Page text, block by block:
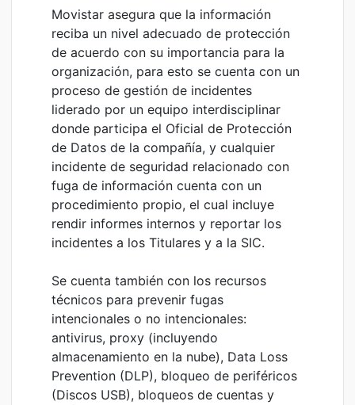
Movistar asegura que la información
reciba un nivel adecuado de protección
de acuerdo con su importancia para la
organización, para esto se cuenta con un
proceso de gestión de incidentes
liderado por un equipo interdisciplinar
donde participa el Oficial de Protección
de Datos de la compañía, y cualquier
incidente de seguridad relacionado con
fuga de información cuenta con un
procedimiento propio, el cual incluye
rendir informes internos y reportar los
incidentes a los Titulares y a la SIC.
Se cuenta también con los recursos
técnicos para prevenir fugas
intencionales o no intencionales:
antivirus, proxy (incluyendo
almacenamiento en la nube), Data Loss
Prevention (DLP), bloqueo de periféricos
(Discos USB), bloqueos de cuentas y